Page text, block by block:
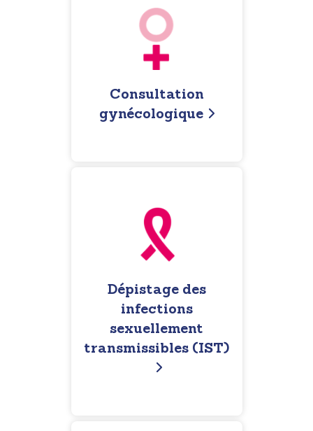
Consultation
gynécologique
Dépistage des
infections
sexuellement
transmissibles (IST)